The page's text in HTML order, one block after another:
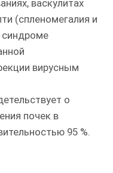
васкулитах
(спленомегалия и
синдроме
вирусным
о
почек в
95 %.